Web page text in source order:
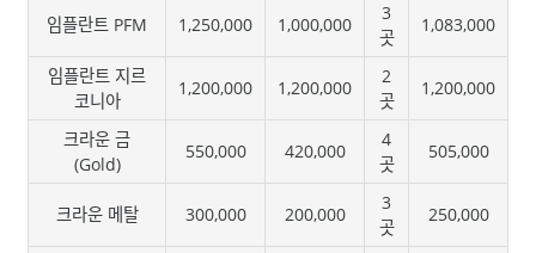
임플란트 PFM 1,250,000 1,000,000
3
곳
1,083,000
임플란트 지르
코니아
1,200,000 1,200,000
2
곳
1,200,000
크라운 금
(Gold)
550,000 420,000
4
곳
505,000
크라운 메탈 300,000 200,000
3
곳
250,000